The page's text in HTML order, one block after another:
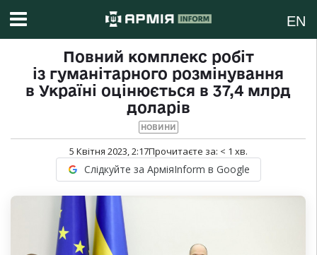
EN
Повний комплекс робіт
із гуманітарного розмінування
в Україні оцінюється в 37,4 млрд
доларів
НОВИНИ
5 Квітня 2023, 2:17Прочитаєте за: < 1 хв.
Слідкуйте за АрміяInform в Google